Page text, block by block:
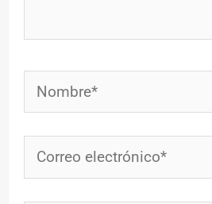
Nombre*
Correo
electrónico*